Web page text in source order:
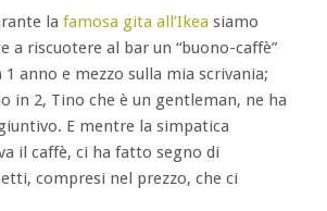
la famosa gita all’Ikea siamo
a riscuotere al bar un “buono-caffè”
1 anno e mezzo sulla mia scrivania;
in 2, Tino che è un gentleman, ne ha
E mentre la simpatica
il caffè, ci ha fatto segno di
compresi nel prezzo, che ci